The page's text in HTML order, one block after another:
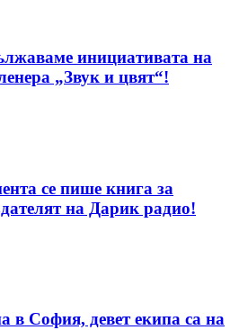
инициативата на
„Звук и цвят“!
се пише книга за
на Дарик радио!
в София, девет екипа са на